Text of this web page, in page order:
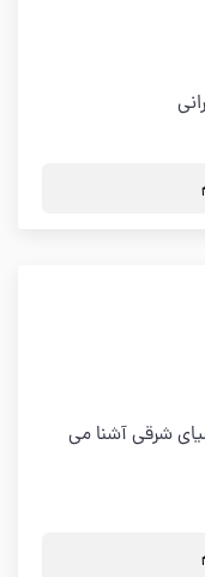
شرقی آشنا می